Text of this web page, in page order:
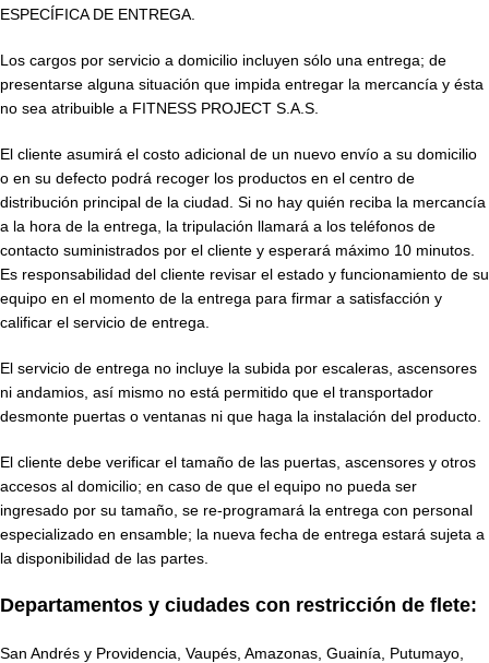
ESPECÍFICA DE ENTREGA.
Los cargos por servicio a domicilio incluyen sólo una entrega; de
presentarse alguna situación que impida entregar la mercancía y ésta
no sea atribuible a FITNESS PROJECT S.A.S.
El cliente asumirá el costo adicional de un nuevo envío a su domicilio
o en su defecto podrá recoger los productos en el centro de
distribución principal de la ciudad. Si no hay quién reciba la mercancía
a la hora de la entrega, la tripulación llamará a los teléfonos de
contacto suministrados por el cliente y esperará máximo 10 minutos.
Es responsabilidad del cliente revisar el estado y funcionamiento de su
equipo en el momento de la entrega para firmar a satisfacción y
calificar el servicio de entrega.
El servicio de entrega no incluye la subida por escaleras, ascensores
ni andamios, así mismo no está permitido que el transportador
desmonte puertas o ventanas ni que haga la instalación del producto.
El cliente debe verificar el tamaño de las puertas, ascensores y otros
accesos al domicilio; en caso de que el equipo no pueda ser
ingresado por su tamaño, se re-programará la entrega con personal
especializado en ensamble; la nueva fecha de entrega estará sujeta a
la disponibilidad de las partes.
Departamentos y ciudades con restricción de flete:
San Andrés y Providencia, Vaupés, Amazonas, Guainía, Putumayo,